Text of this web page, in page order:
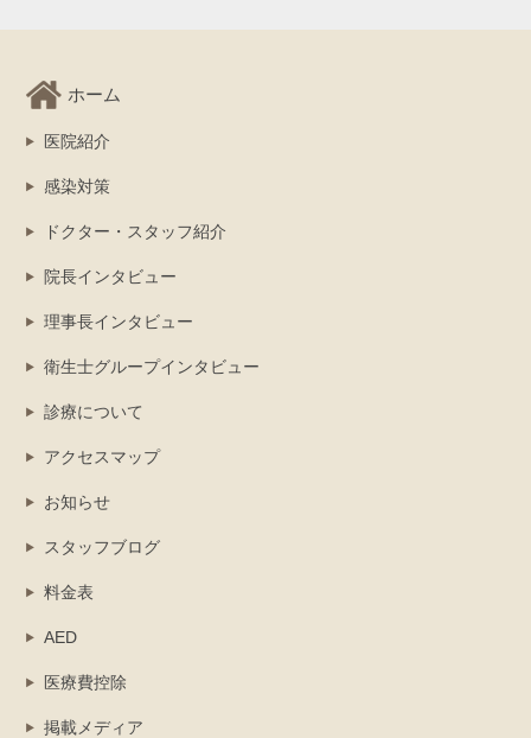
ホーム
医院紹介
感染対策
ドクター・スタッフ紹介
院長インタビュー
理事長インタビュー
衛生士グループインタビュー
診療について
アクセスマップ
お知らせ
スタッフブログ
料金表
AED
医療費控除
掲載メディア